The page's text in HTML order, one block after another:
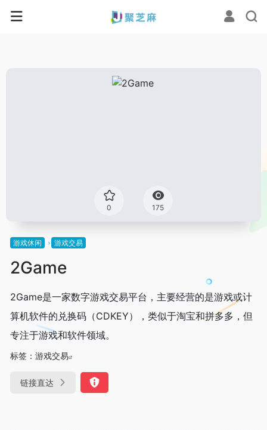
0 175
游戏休闲 游戏交易
2Game
2Game是一家数字游戏交易平台，主要经营的是游戏或计
算机软件的兑换码（CDKEY），类似于淘宝和拼多多，但
专注于游戏和软件领域。
标签： 游戏交易
链接直达